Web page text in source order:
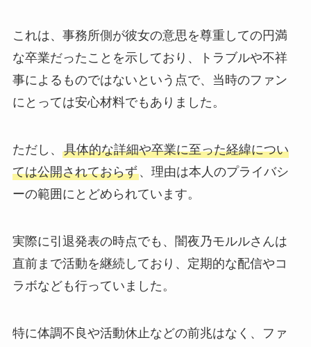
これは、事務所側が彼女の意思を尊重しての円満
な卒業だったことを示しており、トラブルや不祥
事によるものではないという点で、当時のファン
にとっては安心材料でもありました。
ただし、 具体的な詳細や卒業に至った経緯につい
ては公開されておらず、理由は本人のプライバシ
ーの範囲にとどめられています。
実際に引退発表の時点でも、闇夜乃モルルさんは
直前まで活動を継続しており、定期的な配信やコ
ラボなども行っていました。
特に体調不良や活動休止などの前兆はなく、ファ